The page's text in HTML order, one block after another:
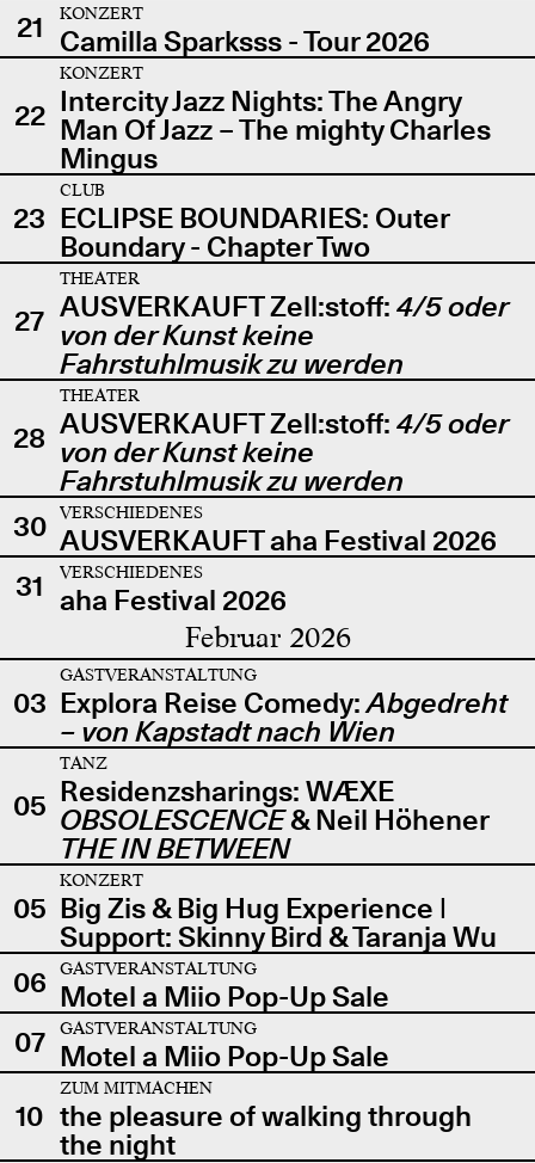
21
KONZERT
Camilla Sparksss - Tour 2026
22
KONZERT
Intercity Jazz Nights: The Angry
Man Of Jazz – The mighty Charles
Mingus
23
CLUB
ECLIPSE BOUNDARIES: Outer
Boundary - Chapter Two
27
THEATER
AUSVERKAUFT Zell:stoff: 4/5 oder
von der Kunst keine
Fahrstuhlmusik zu werden
28
THEATER
AUSVERKAUFT Zell:stoff: 4/5 oder
von der Kunst keine
Fahrstuhlmusik zu werden
30
VERSCHIEDENES
AUSVERKAUFT aha Festival 2026
31
VERSCHIEDENES
aha Festival 2026
Februar 2026
03
GASTVERANSTALTUNG
Explora Reise Comedy:Abgedreht
– von Kapstadt nach Wien
05
TANZ
Residenzsharings: WÆXE
OBSOLESCENCE& Neil Höhener
THE IN BETWEEN
05
KONZERT
Big Zis & Big Hug Experience |
Support: Skinny Bird & Taranja Wu
06
GASTVERANSTALTUNG
Motel a Miio Pop-Up Sale
07
GASTVERANSTALTUNG
Motel a Miio Pop-Up Sale
10
ZUM MITMACHEN
the pleasure of walking through
the night